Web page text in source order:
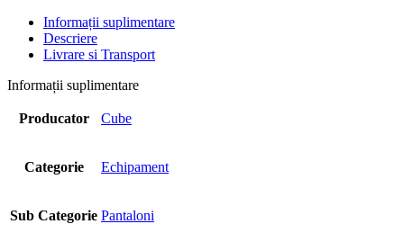
Informații suplimentare
Descriere
Livrare si Transport
Informații suplimentare
Producator Cube
Categorie Echipament
Sub Categorie Pantaloni